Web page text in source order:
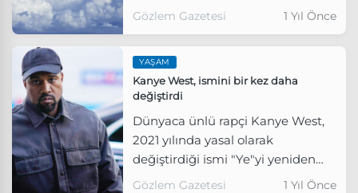
birimin de kurulması yönünde
Gözlem Gazetesi 1 Yıl Önce
YAŞAM
Kanye West, ismini bir kez daha
değiştirdi
Dünyaca ünlü rapçi Kanye West,
2021 yılında yasal olarak
değiştirdiği ismi "Ye"yi yeniden
güncelledi.
Gözlem Gazetesi 1 Yıl Önce